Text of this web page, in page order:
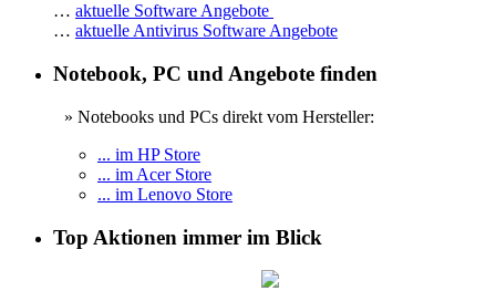
… aktuelle Software Angebote
… aktuelle Antivirus Software Angebote
Notebook, PC und Angebote finden
» Notebooks und PCs direkt vom Hersteller:
... im HP Store
... im Acer Store
... im Lenovo Store
Top Aktionen immer im Blick